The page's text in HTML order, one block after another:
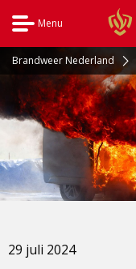
Menu
Brandweer Nederland
29 juli 2024